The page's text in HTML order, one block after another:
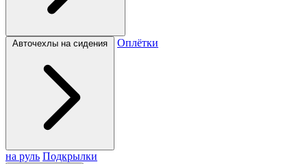
Авточехлы на сидения Оплётки
на руль Подкрылки